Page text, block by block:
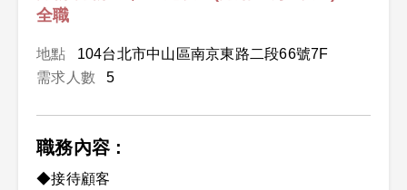
全職
地點
104台北市中山區南京東路二段66號7F
需求人數
5
職務內容 :
◆接待顧客